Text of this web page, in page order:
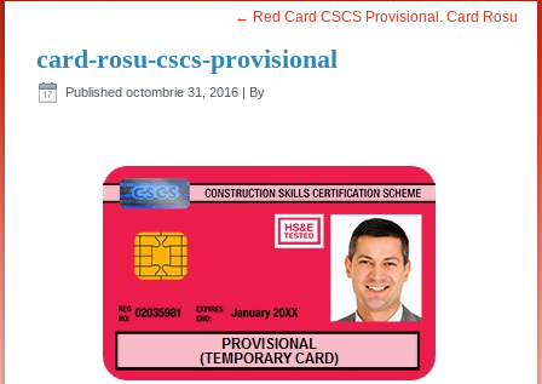
← Red Card CSCS Provisional. Card Rosu
card-rosu-cscs-provisional
Published octombrie 31, 2016 | By